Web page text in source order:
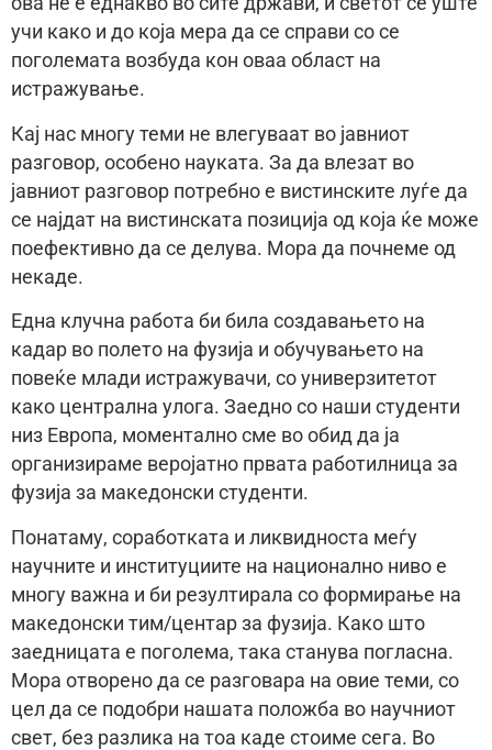
учи како и до која мера да се справи со се
поголемата возбуда кон оваа област на
истражување.
Кај нас многу теми не влегуваат во јавниот
разговор, особено науката. За да влезат во
јавниот разговор потребно е вистинските луѓе да
се најдат на вистинската позиција од која ќе може
поефективно да се делува. Мора да почнеме од
некаде.
Една клучна работа би била создавањето на
кадар во полето на фузија и обучувањето на
повеќе млади истражувачи, со универзитетот
како централна улога. Заедно со наши студенти
низ Европа, моментално сме во обид да ја
организираме веројатно првата работилница за
фузија за македонски студенти.
Понатаму, соработката и ликвидноста меѓу
научните и институциите на национално ниво е
многу важна и би резултирала со формирање на
македонски тим/центар за фузија. Како што
заедницата е поголема, така станува погласна.
Мора отворено да се разговара на овие теми, со
цел да се подобри нашата положба во научниот
свет, без разлика на тоа каде стоиме сега. Во